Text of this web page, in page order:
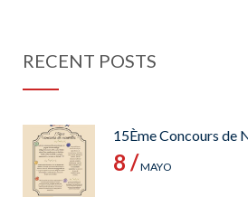
RECENT POSTS
15Ème Concours de
8 /MAYO